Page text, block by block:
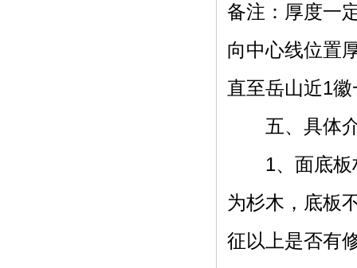
备注：厚度一
向中心线位置
直至岳山近1
五、具体
1、面底板材
为杉木，底板
征以上是否有